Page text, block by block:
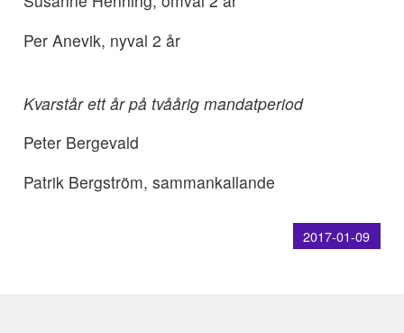
Per Anevik, nyval 2 år
Kvarstår ett år på tvåårig mandatperiod
Peter Bergevald
Patrik Bergström, sammankallande
2017-01-09